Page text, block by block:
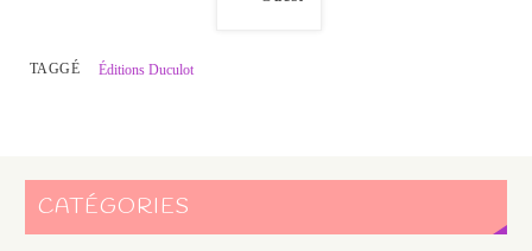
TAGGÉ Éditions Duculot
CATÉGORIES